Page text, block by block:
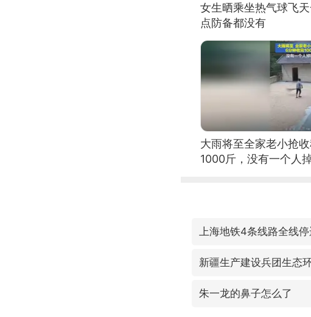
女生晒乘坐热气球飞
点防备都没有
大雨将至全家老小抢
1000斤，没有一个人
上海地铁4条线路全线停
新疆生产建设兵团生态
朱一龙的鼻子怎么了